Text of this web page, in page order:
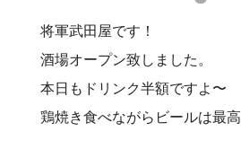
将軍武田屋です！
酒場オープン致しました。
本日もドリンク半額ですよ〜
鶏焼き食べながらビールは最